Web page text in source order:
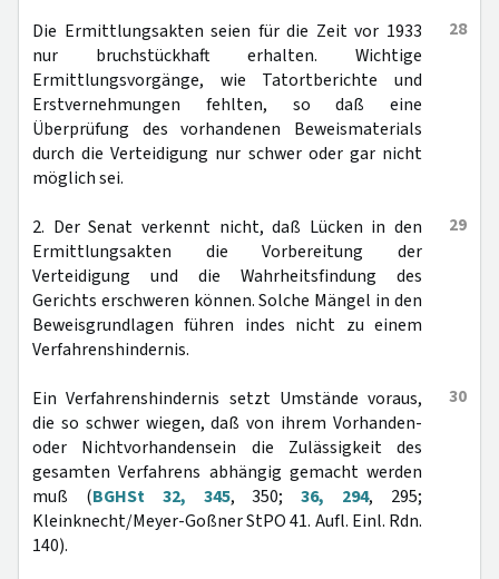
28
Die Ermittlungsakten seien für die Zeit vor 1933
nur bruchstückhaft erhalten. Wichtige
Ermittlungsvorgänge, wie Tatortberichte und
Erstvernehmungen fehlten, so daß eine
Überprüfung des vorhandenen Beweismaterials
durch die Verteidigung nur schwer oder gar nicht
möglich sei.
29
2. Der Senat verkennt nicht, daß Lücken in den
Ermittlungsakten die Vorbereitung der
Verteidigung und die Wahrheitsfindung des
Gerichts erschweren können. Solche Mängel in den
Beweisgrundlagen führen indes nicht zu einem
Verfahrenshindernis.
30
Ein Verfahrenshindernis setzt Umstände voraus,
die so schwer wiegen, daß von ihrem Vorhanden-
oder Nichtvorhandensein die Zulässigkeit des
gesamten Verfahrens abhängig gemacht werden
muß (BGHSt 32, 345, 350;36, 294, 295;
Kleinknecht/Meyer-Goßner StPO 41. Aufl. Einl. Rdn.
140).